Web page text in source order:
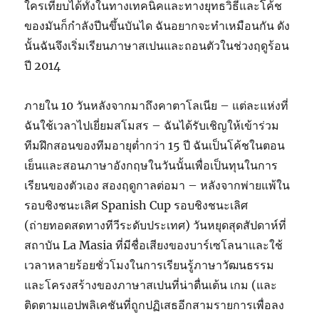
ใครเทียบได้ทั้งในทางเทคนิคและทางยุทธวิธีและโค้ช
ของมันก็กำลังปีนขึ้นบันได ฉันอยากจะทำเหมือนกัน ดัง
นั้นฉันจึงเริ่มเรียนภาษาสเปนและถอนตัวในช่วงฤดูร้อน
ปี 2014
ภายใน 10 วันหลังจากมาถึงคาตาโลเนีย – แต่ละแห่งที่
ฉันใช้เวลาไปเยี่ยมสโมสร – ฉันได้รับเชิญให้เข้าร่วม
ทีมฝึกสอนของทีมอายุต่ำกว่า 15 ปี ฉันเป็นโค้ชในตอน
เย็นและสอนภาษาอังกฤษในวันนั้นเพื่อเป็นทุนในการ
เรียนของตัวเอง สองฤดูกาลต่อมา – หลังจากพ่ายแพ้ใน
รอบชิงชนะเลิศ Spanish Cup รอบชิงชนะเลิศ
(ถ่ายทอดสดทางทีวีระดับประเทศ) วันหยุดสุดสัปดาห์ที่
สถาบัน La Masia ที่มีชื่อเสียงของบาร์เซโลนาและใช้
เวลาหลายร้อยชั่วโมงในการเรียนรู้ภาษาวัฒนธรรม
และโครงสร้างของภาษาสเปนที่น่าตื่นเต้น เกม (และ
ติดตามแอปพลิเคชันที่ถูกปฏิเสธอีกสามรายการเพื่อลง